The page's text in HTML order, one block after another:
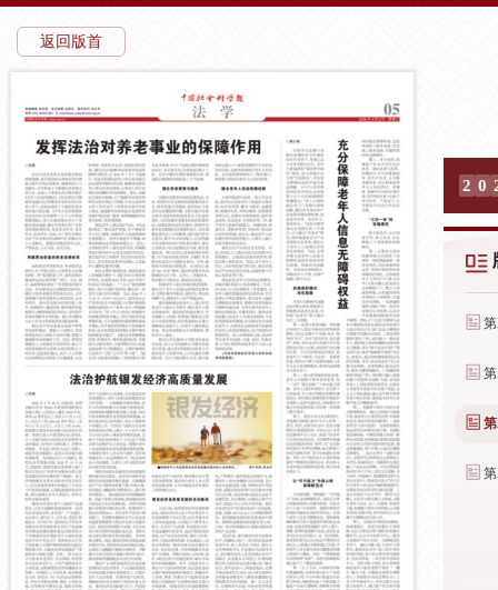
返回版首
2 0